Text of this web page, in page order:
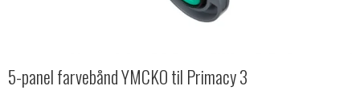
5-panel farvebånd YMCKO til Primacy 3